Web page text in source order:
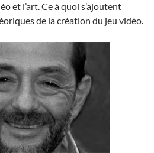
et l’art. Ce à quoi s’ajoutent
de la création du jeu vidéo.